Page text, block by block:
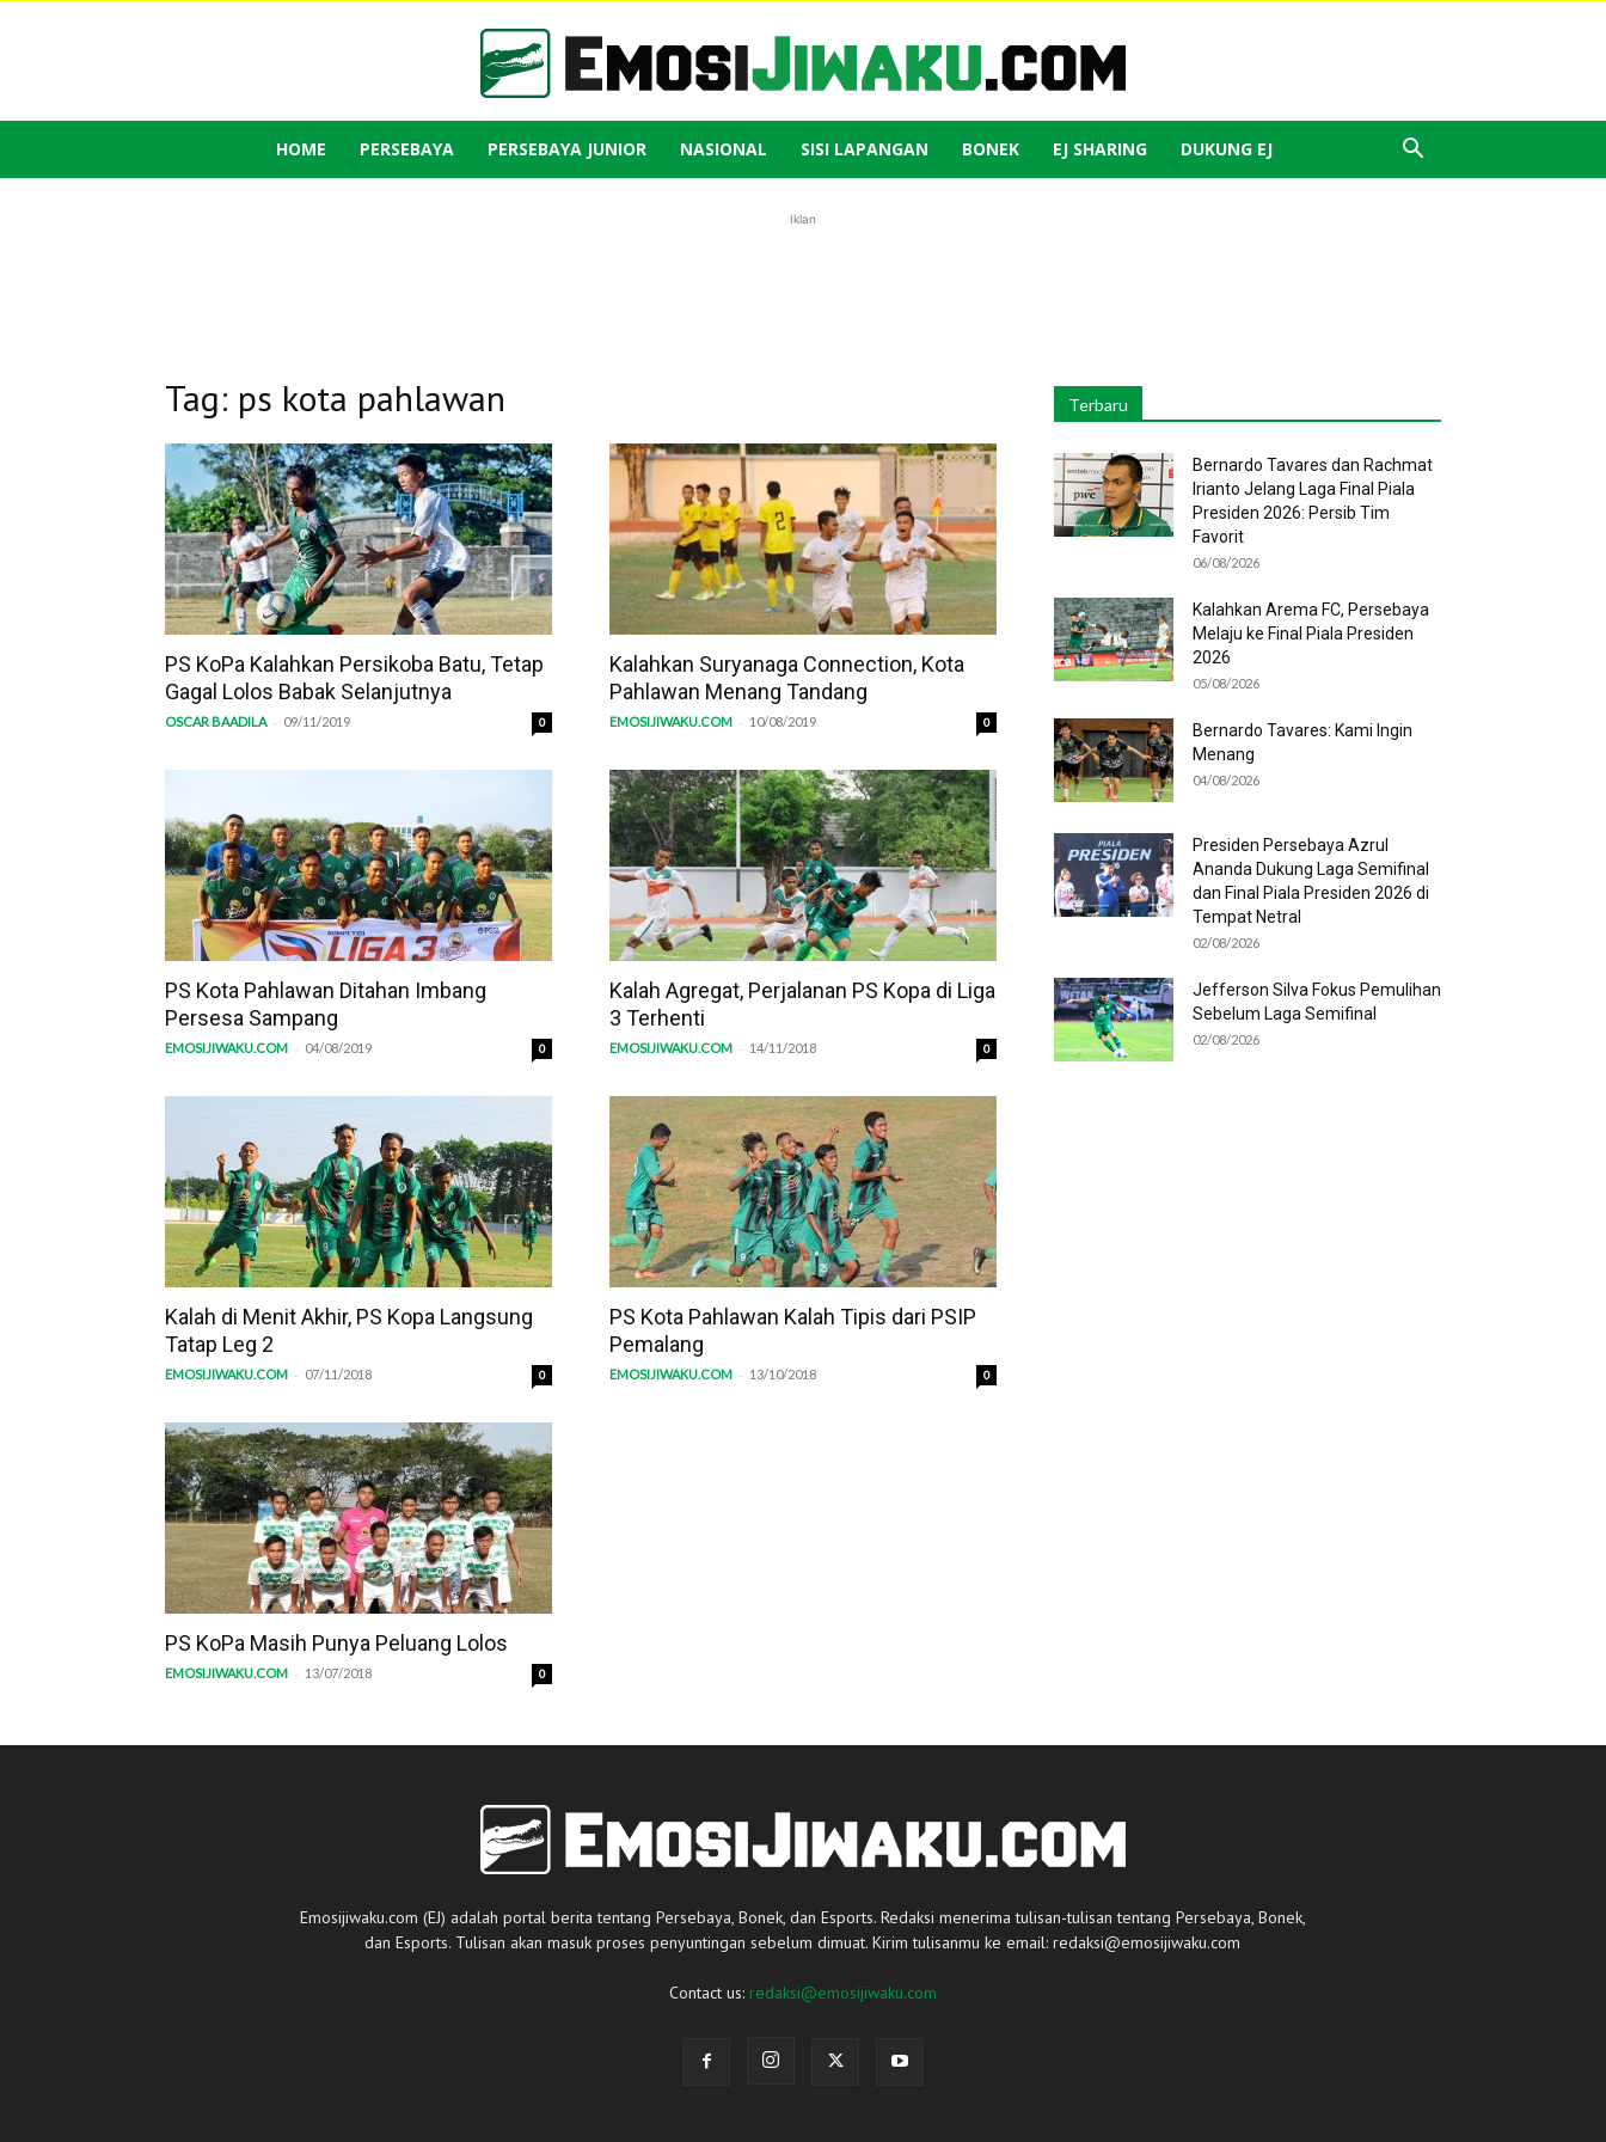
Emosi
HOME PERSEBAYA PERSEBAYA JUNIOR NASIONAL SISI LAPANGAN BONEK EJ SHARING DUKUNG EJ
Iklan
Tag: ps kota pahlawan
PS KoPa Kalahkan Persikoba Batu, Tetap
Gagal Lolos Babak Selanjutnya
OSCAR BAADILA - 09/11/2019 0
Kalahkan Suryanaga Connection, Kota
Pahlawan Menang Tandang
EMOSIJIWAKU.COM - 10/08/2019 0
PS Kota Pahlawan Ditahan Imbang
Persesa Sampang
EMOSIJIWAKU.COM - 04/08/2019 0
Kalah Agregat, Perjalanan PS Kopa di Liga
3 Terhenti
EMOSIJIWAKU.COM - 14/11/2018 0
Kalah di Menit Akhir, PS Kopa Langsung
Tatap Leg 2
EMOSIJIWAKU.COM - 07/11/2018 0
PS Kota Pahlawan Kalah Tipis dari PSIP
Pemalang
EMOSIJIWAKU.COM - 13/10/2018 0
PS KoPa Masih Punya Peluang Lolos
EMOSIJIWAKU.COM - 13/07/2018 0
Terbaru
Bernardo Tavares dan Rachmat
Irianto Jelang Laga Final Piala
Presiden 2026: Persib Tim
Favorit
06/08/2026
Kalahkan Arema FC, Persebaya
Melaju ke Final Piala Presiden
2026
05/08/2026
Bernardo Tavares: Kami Ingin
Menang
04/08/2026
Presiden Persebaya Azrul
Ananda Dukung Laga Semifinal
dan Final Piala Presiden 2026 di
Tempat Netral
02/08/2026
Jefferson Silva Fokus Pemulihan
Sebelum Laga Semifinal
02/08/2026
Emosijiwaku.com (EJ) adalah portal berita tentang Persebaya, Bonek, dan Esports. Redaksi menerima tulisan-tulisan tentang Persebaya, Bonek,
dan Esports. Tulisan akan masuk proses penyuntingan sebelum dimuat. Kirim tulisanmu ke email:redaksi@emosijiwaku.com
Contact us: redaksi@emosijiwaku.com